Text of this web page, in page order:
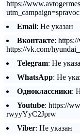
https://
Email: Не указан
Вконтакте:
https://vk.com/
Telegram: Не
WhatsApp: Не
Одноклассники:
Youtube: https://
rwyyYyC2Jprw
Viber: Не указан